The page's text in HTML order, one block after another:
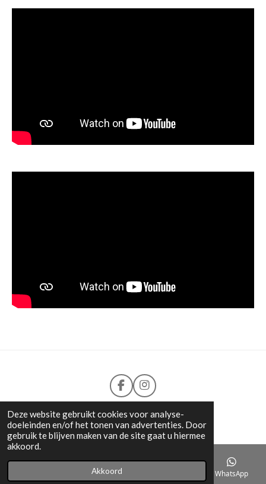
Deze website gebruikt cookies voor analyse-
doeleinden en/of het tonen van advertenties. Door
gebruik te blijven maken van de site gaat u hiermee
akkoord.
Akkoord
F
a
c
e
b
k
I
n
s
t
a
g
a
©2018-2026Loyal Pets
Telefoonnummer WhatsApp